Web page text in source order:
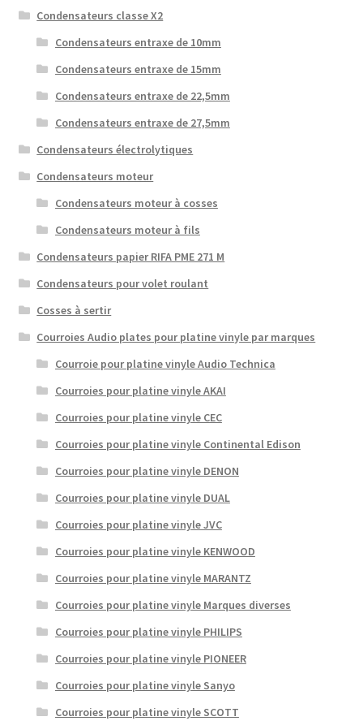
Condensateurs classe X2
Condensateurs entraxe de 10mm
Condensateurs entraxe de 15mm
Condensateurs entraxe de 22,5mm
Condensateurs entraxe de 27,5mm
Condensateurs électrolytiques
Condensateurs moteur
Condensateurs moteur à cosses
Condensateurs moteur à fils
Condensateurs papier RIFA PME 271 M
Condensateurs pour volet roulant
Cosses à sertir
Courroies Audio plates pour platine vinyle par marques
Courroie pour platine vinyle Audio Technica
Courroies pour platine vinyle AKAI
Courroies pour platine vinyle CEC
Courroies pour platine vinyle Continental Edison
Courroies pour platine vinyle DENON
Courroies pour platine vinyle DUAL
Courroies pour platine vinyle JVC
Courroies pour platine vinyle KENWOOD
Courroies pour platine vinyle MARANTZ
Courroies pour platine vinyle Marques diverses
Courroies pour platine vinyle PHILIPS
Courroies pour platine vinyle PIONEER
Courroies pour platine vinyle Sanyo
Courroies pour platine vinyle SCOTT